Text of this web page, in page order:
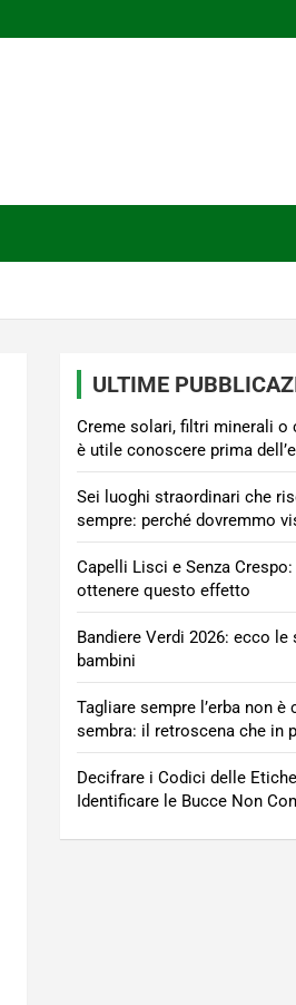
ULTIME
Creme solari, filtri minerali o
è utile conoscere prima
Sei luoghi straordinari che
sempre: perché dovremmo
Capelli Lisci e Senza
ottenere questo effetto
Bandiere Verdi 2026: ecco
bambini
Tagliare sempre l’erba non
sembra: il retroscena che in
Decifrare i Codici delle
Identificare le Bucce Non